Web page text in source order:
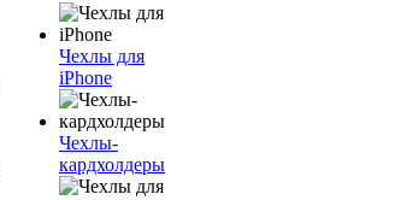
Чехлы для
iPhone
Чехлы-
кардхолдеры